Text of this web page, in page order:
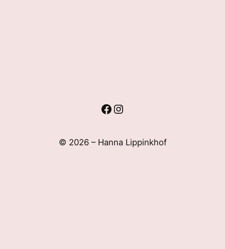
Facebook
Instagram
© 2026 – Hanna Lippinkhof